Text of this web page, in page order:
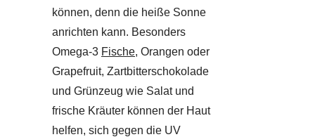
können, denn die heiße Sonne
anrichten kann. Besonders
Omega-3 Fische, Orangen oder
Grapefruit, Zartbitterschokolade
und Grünzeug wie Salat und
frische Kräuter können der Haut
helfen, sich gegen die UV